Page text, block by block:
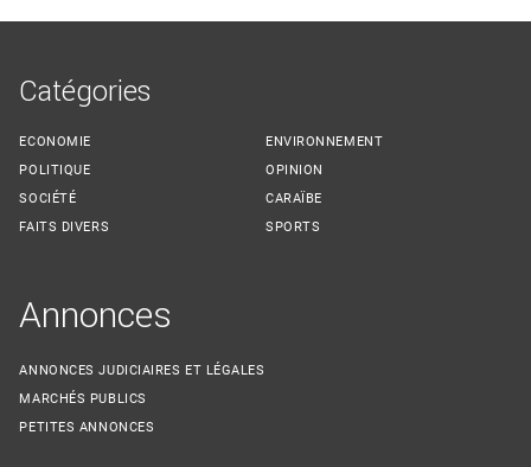
Catégories
ECONOMIE
POLITIQUE
SOCIÉTÉ
FAITS DIVERS
ENVIRONNEMENT
OPINION
CARAÏBE
SPORTS
Annonces
ANNONCES JUDICIAIRES ET LÉGALES
MARCHÉS PUBLICS
PETITES ANNONCES